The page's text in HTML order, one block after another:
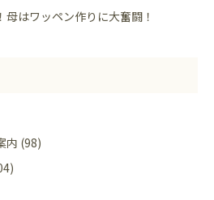
はワッペン作りに大奮闘！
内 (98)